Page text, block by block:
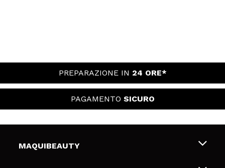
PREPARAZIONE IN 24 ORE*
PAGAMENTO SICURO
MAQUIBEAUTY